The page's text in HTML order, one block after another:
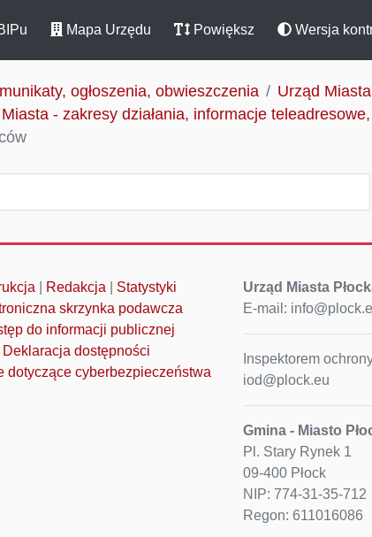
Mapa Urzędu Powiększ Wersja
ogłoszenia, obwieszczenia
Urząd Miasta
- zakresy działania, informacje
Redakcja
Statystyki
skrzynka podawcza
do informacji publicznej
Deklaracja dostępności
dotyczące cyberbezpieczeństwa
Urząd Miasta
E-mail:
Inspektorem
iod@plock.eu
Gmina - Miasto
Pl. Stary Rynek 1
09-400 Płock
NIP: 774-31-35-712
Regon: 611016086